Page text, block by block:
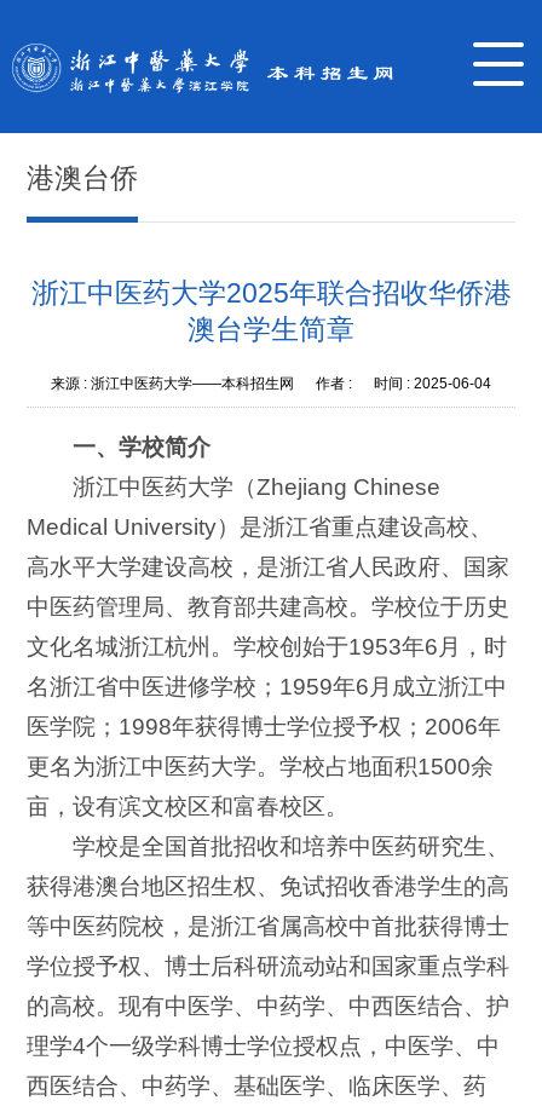
港澳台侨
浙江中医药大学2025年联合招收华侨港
澳台学生简章
来源 : 浙江中医药大学——本科招生网 作者 : 时间 : 2025-06-04
一、学校简介
浙江中医药大学（Zhejiang Chinese
Medical University）是浙江省重点建设高校、
高水平大学建设高校，是浙江省人民政府、国家
中医药管理局、教育部共建高校。学校位于历史
文化名城浙江杭州。学校创始于1953年6月，时
名浙江省中医进修学校；1959年6月成立浙江中
医学院；1998年获得博士学位授予权；2006年
更名为浙江中医药大学。学校占地面积1500余
亩，设有滨文校区和富春校区。
学校是全国首批招收和培养中医药研究生、
获得港澳台地区招生权、免试招收香港学生的高
等中医药院校，是浙江省属高校中首批获得博士
学位授予权、博士后科研流动站和国家重点学科
的高校。现有中医学、中药学、中西医结合、护
理学4个一级学科博士学位授权点，中医学、中
西医结合、中药学、基础医学、临床医学、药